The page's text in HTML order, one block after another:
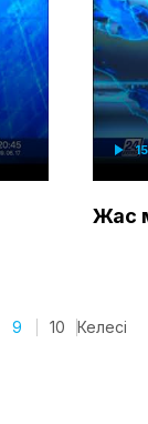
Жас
9 10 Келесі